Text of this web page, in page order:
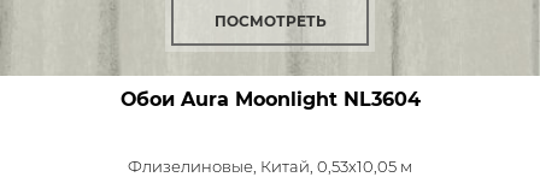
ПОСМОТРЕТЬ
Обои Aura MoonlightNL3604
Флизелиновые, Китай, 0,53x10,05 м